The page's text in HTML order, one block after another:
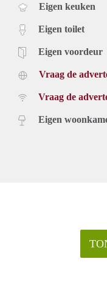
Eigen keuken
Eigen toilet
Eigen voordeur
Vraag de
Vraag de
Eigen